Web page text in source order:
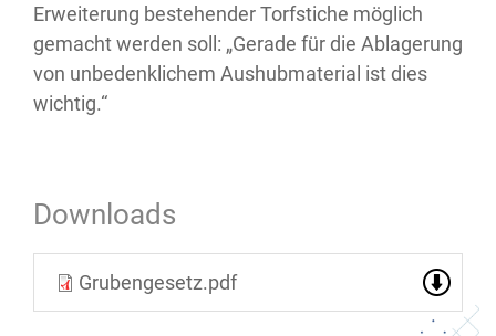
Erweiterung bestehender Torfstiche möglich
gemacht werden soll: „Gerade für die Ablagerung
von unbedenklichem Aushubmaterial ist dies
wichtig.“
Downloads
Grubengesetz.pdf